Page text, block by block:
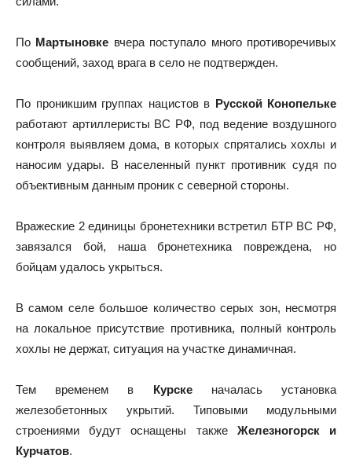
По Мартыновке вчера поступало много противоречивых
сообщений, заход врага в село не подтвержден.
По проникшим группах нацистов в Русской Конопельке
работают артиллеристы ВС РФ, под ведение воздушного
контроля выявляем дома, в которых спрятались хохлы и
наносим удары. В населенный пункт противник судя по
объективным данным проник с северной стороны.
Вражеские 2 единицы бронетехники встретил БТР ВС РФ,
завязался бой, наша бронетехника повреждена, но
бойцам удалось укрыться.
В самом селе большое количество серых зон, несмотря
на локальное присутствие противника, полный контроль
хохлы не держат, ситуация на участке динамичная.
Тем временем в Курскеначалась установка
железобетонных укрытий. Типовыми модульными
строениями будут оснащены также Железногорск и
Курчатов.